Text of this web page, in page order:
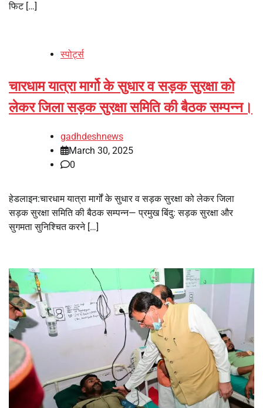
फिट […]
स्पोर्ट्स
चारधाम यात्रा मार्गो के सुधार व सड़क सुरक्षा को
लेकर जिला सड़क सुरक्षा समिति की बैठक सम्पन्न।
gadhdeshnews
March 30, 2025
0
हेडलाइन:चारधाम यात्रा मार्गों के सुधार व सड़क सुरक्षा को लेकर जिला
सड़क सुरक्षा समिति की बैठक सम्पन्न— प्रमुख बिंदु: सड़क सुरक्षा और
सुगमता सुनिश्चित करने […]